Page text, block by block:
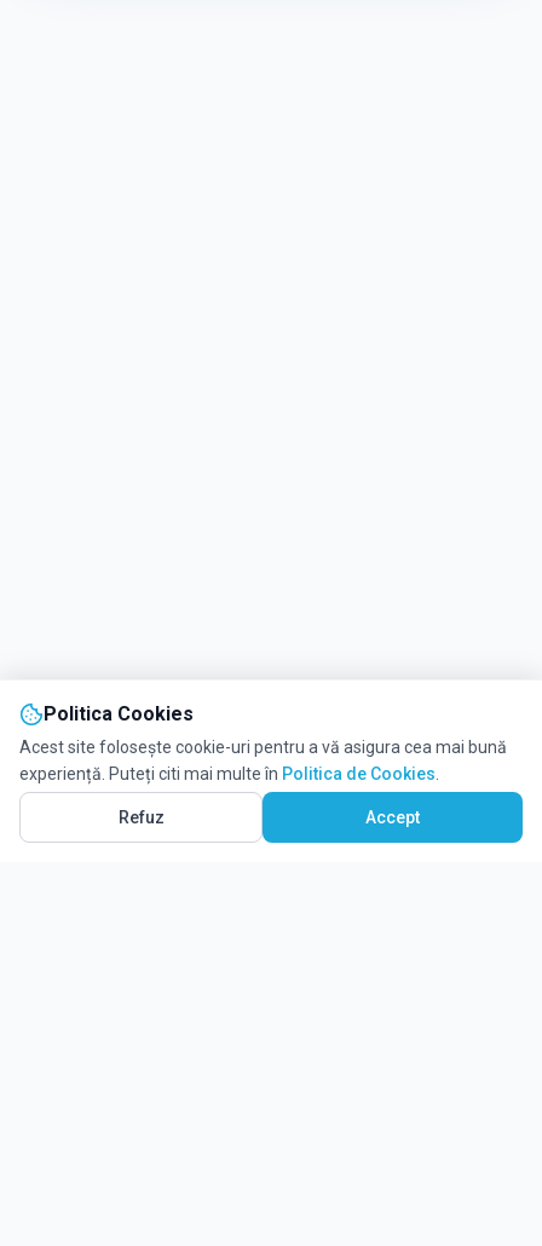
Politica Cookies
Acest site folosește cookie-uri pentru a vă asigura cea mai bună
experiență. Puteți citi mai multe în Politica de Cookies
Refuz Accept